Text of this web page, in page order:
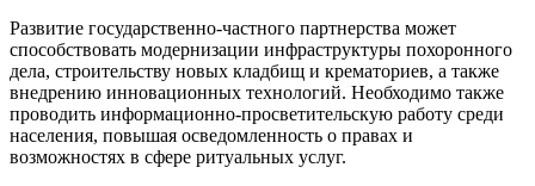
Развитие государственно-частного партнерства может
способствовать модернизации инфраструктуры похоронного
дела, строительству новых кладбищ и крематориев, а также
внедрению инновационных технологий. Необходимо также
проводить информационно-просветительскую работу среди
населения, повышая осведомленность о правах и
возможностях в сфере ритуальных услуг.